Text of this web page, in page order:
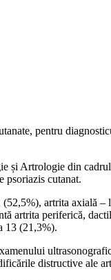
pentru
și Artrologie din
psoriazis cutanat.
artrita axială –
artrita periferică,
13 (21,3%).
distructive ale